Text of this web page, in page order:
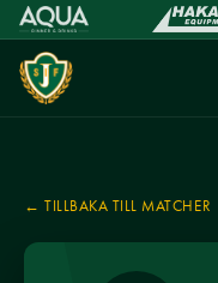
← TILLBAKA TILL MATCHER